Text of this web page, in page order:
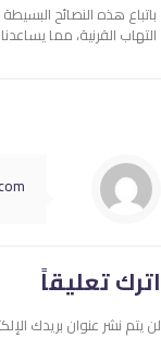
باتباع هذه النصائح
التهاب القرنية، مما
اترك تعليقاً
لن يتم نشر عنوان بريدك